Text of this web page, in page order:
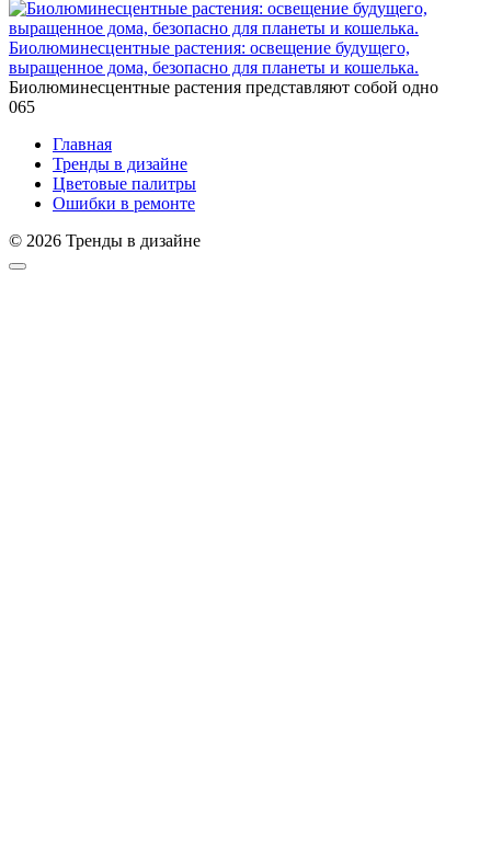
Биолюминесцентные растения: освещение будущего,
выращенное дома, безопасно для планеты и кошелька.
Биолюминесцентные растения представляют собой одно
065
Главная
Тренды в дизайне
Цветовые палитры
Ошибки в ремонте
© 2026 Тренды в дизайне